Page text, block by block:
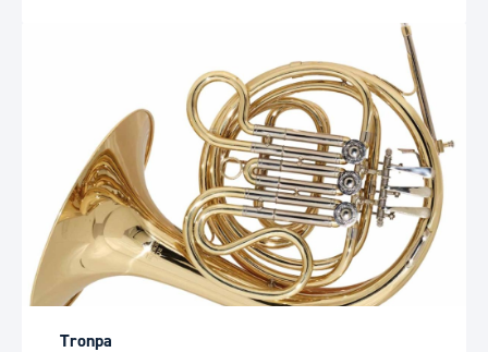
Tronpa